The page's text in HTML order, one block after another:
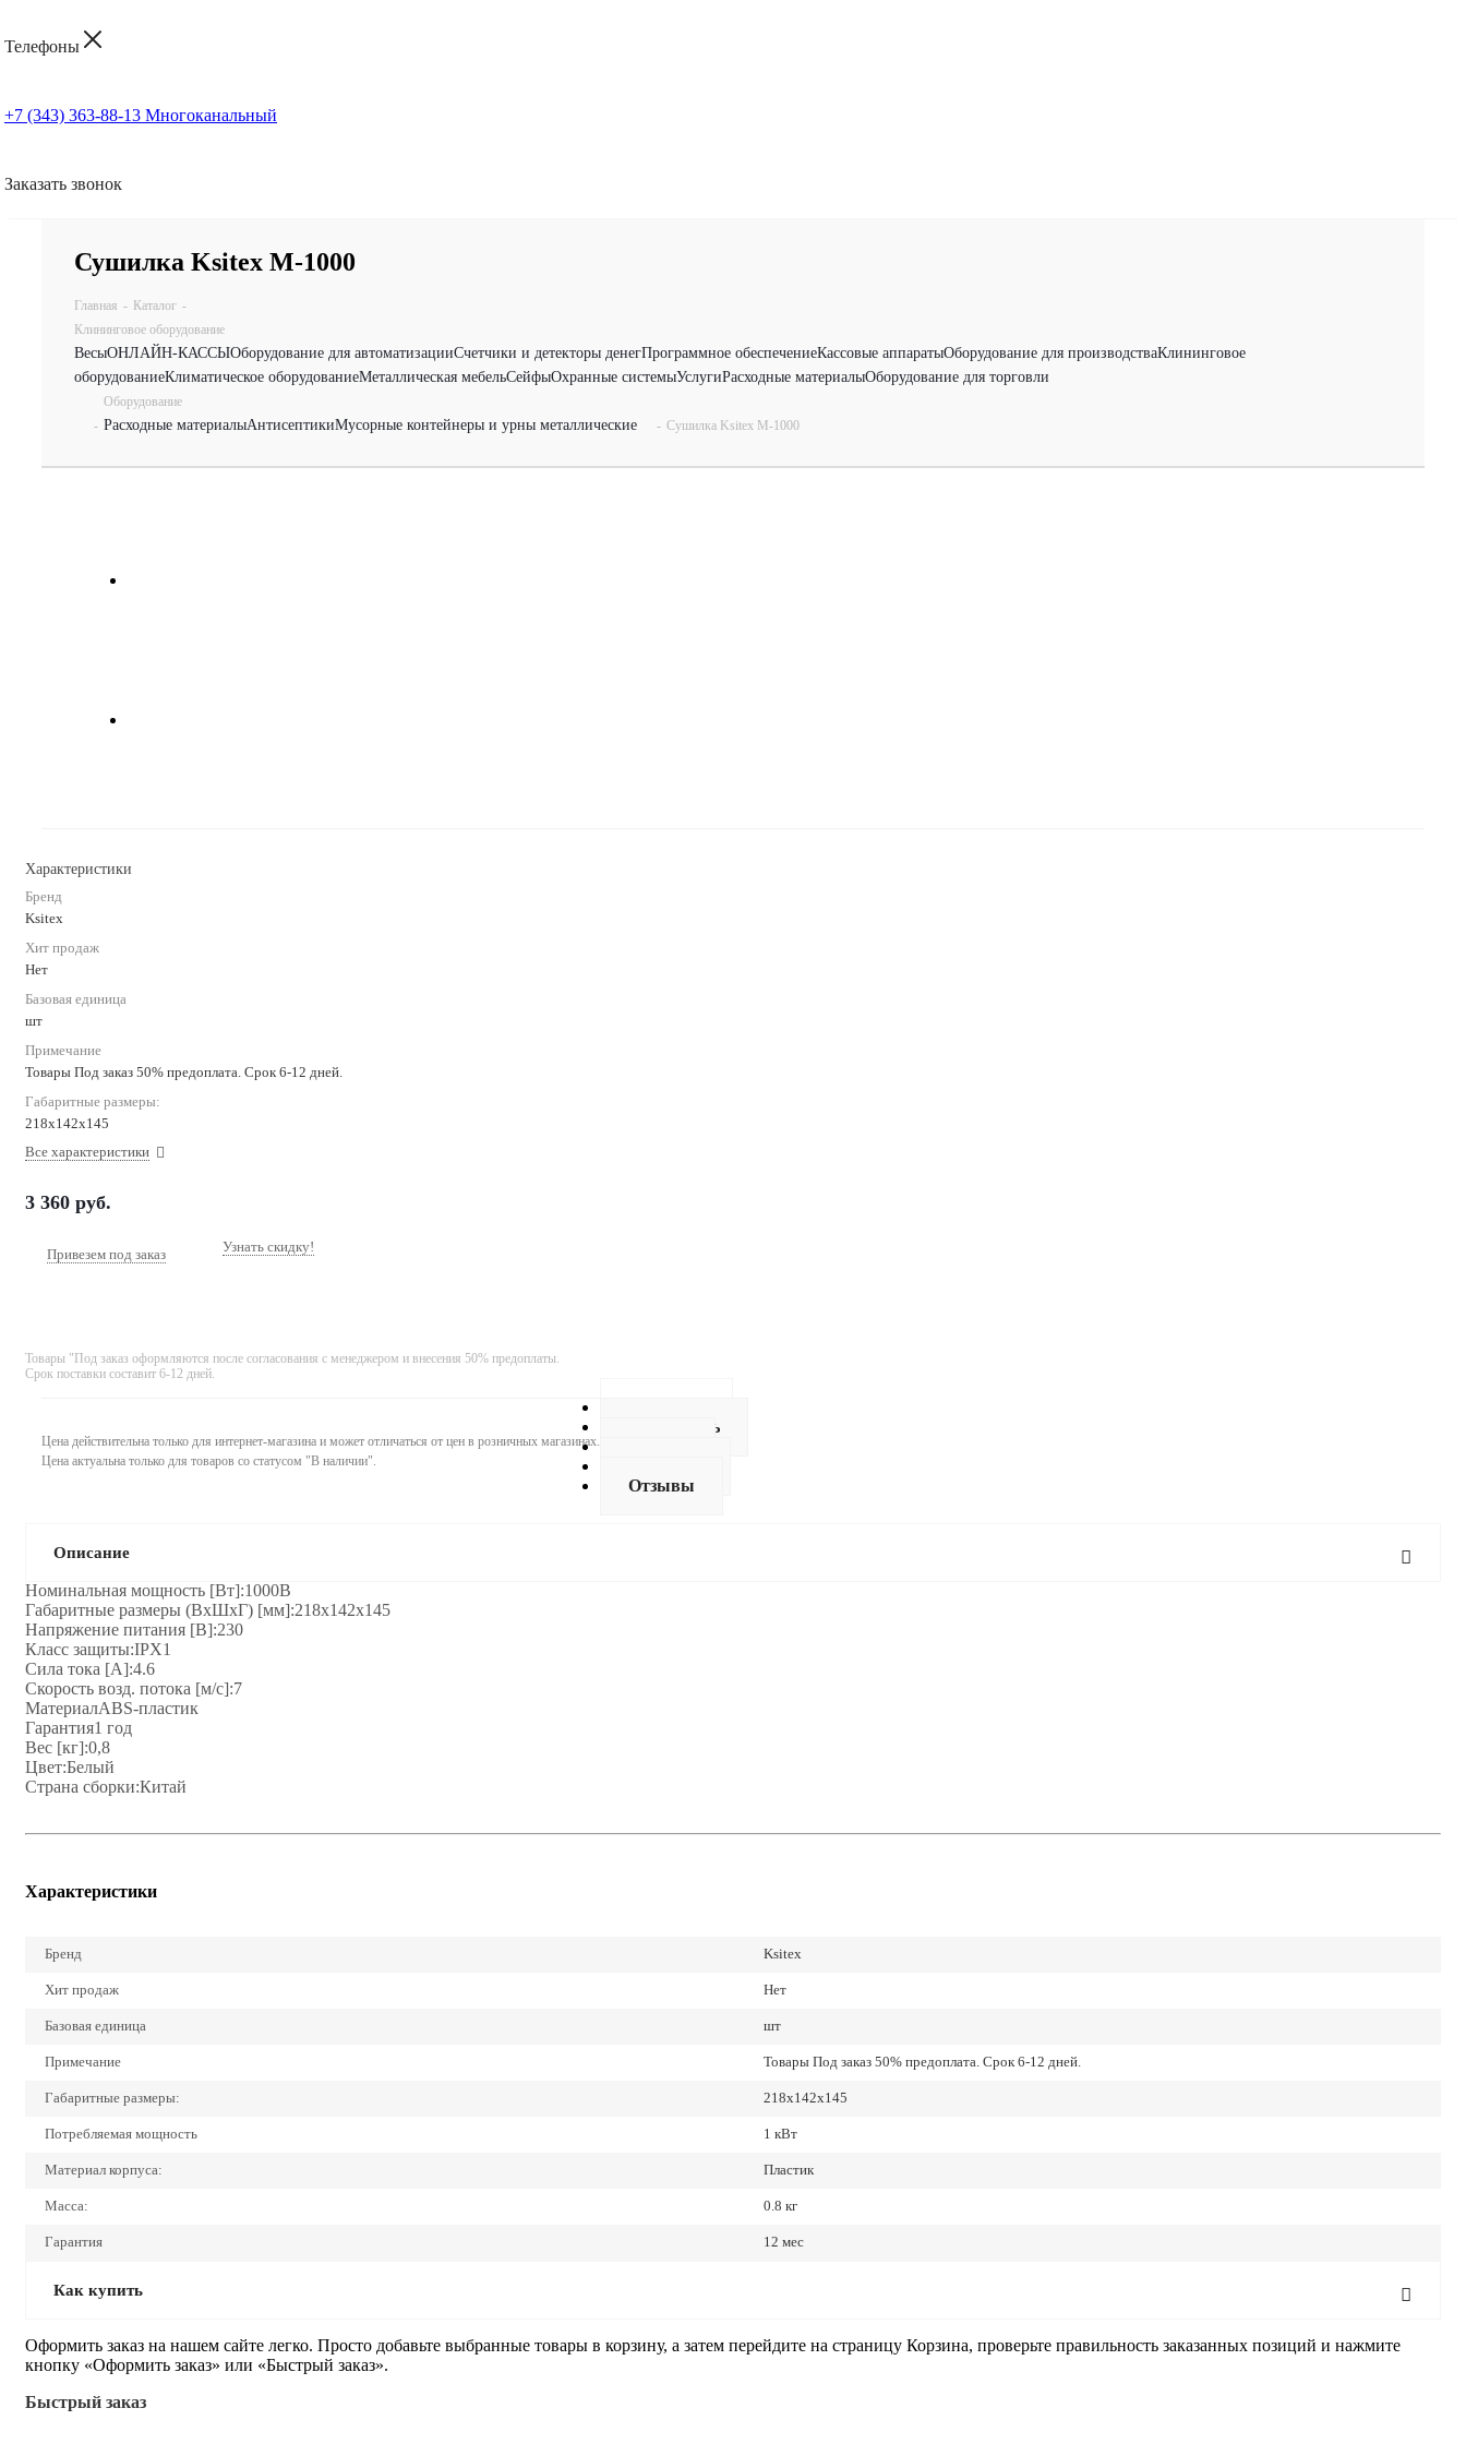
Телефоны
+7 (343) 363-88-13 Многоканальный
Заказать звонок
Сушилка Ksitex М-1000
Главная - Каталог -
Клининговое оборудование
ВесыОНЛАЙН-КАССЫОборудование для автоматизацииСчетчики и детекторы денегПрограммное обеспечениеКассовые аппаратыОборудование для производстваКлининговое
оборудованиеКлиматическое оборудованиеМеталлическая мебельСейфыОхранные системыУслугиРасходные материалыОборудование для торговли
-
Оборудование
Расходные материалыАнтисептикиМусорные контейнеры и урны металлические - Сушилка Ksitex М-1000
Характеристики
Бренд
Ksitex
Хит продаж
Нет
Базовая единица
шт
Примечание
Товары Под заказ 50% предоплата. Срок 6-12 дней.
Габаритные размеры:
218x142x145
Все характеристики
3 360 руб.
Привезем под заказ Узнать скидку!
Товары "Под заказ оформляются после согласования с менеджером и внесения 50% предоплаты.
Срок поставки составит 6-12 дней.
Цена действительна только для интернет-магазина и может отличаться от цен в розничных магазинах.
Цена актуальна только для товаров со статусом "В наличии".
Как купить
Отзывы
Описание
Номинальная мощность [Вт]:1000B
Габаритные размеры (ВхШхГ) [мм]:218x142x145
Напряжение питания [В]:230
Класс защиты:IPX1
Сила тока [А]:4.6
Скорость возд. потока [м/с]:7
МатериалABS-пластик
Гарантия1 год
Вес [кг]:0,8
Цвет:Белый
Страна сборки:Китай
Характеристики
Бренд Ksitex
Хит продаж Нет
Базовая единица шт
Примечание Товары Под заказ 50% предоплата. Срок 6-12 дней.
Габаритные размеры: 218x142x145
Потребляемая мощность 1 кВт
Материал корпуса: Пластик
Масса: 0.8 кг
Гарантия 12 мес
Как купить
Оформить заказ на нашем сайте легко. Просто добавьте выбранные товары в корзину, а затем перейдите на страницу Корзина, проверьте правильность заказанных позиций и нажмите
кнопку «Оформить заказ» или «Быстрый заказ».
Быстрый заказ